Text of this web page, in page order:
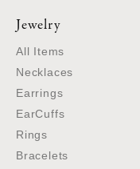
Jewelry
All Items
Necklaces
Earrings
EarCuffs
Rings
Bracelets